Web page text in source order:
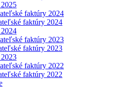
faktúry 2024
faktúry 2024
faktúry 2023
faktúry 2023
faktúry 2022
faktúry 2022